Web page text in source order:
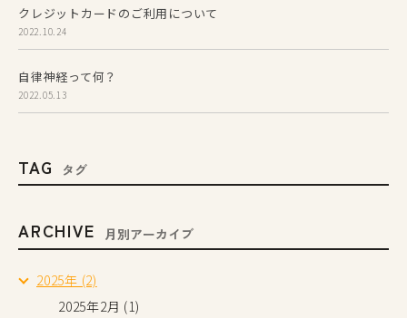
クレジットカードのご利用について
2022.10.24
自律神経って何？
2022.05.13
TAG タグ
ARCHIVE 月別アーカイブ
2025年 (2)
2025年2月 (1)